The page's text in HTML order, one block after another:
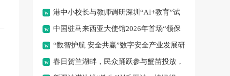
元高点，黄金价格急跌，
港中小校长与教师调研深圳“AI+教育”试
点项目，探索智慧课堂
中国驻马来西亚大使馆2026年首场“领保
进校园暨平安留学”主
“数智护航 安全共赢”数字安全产业发展研
讨会在穗召开，多方共
春日贺兰湖畔，民众踊跃参与蟹苗投放，